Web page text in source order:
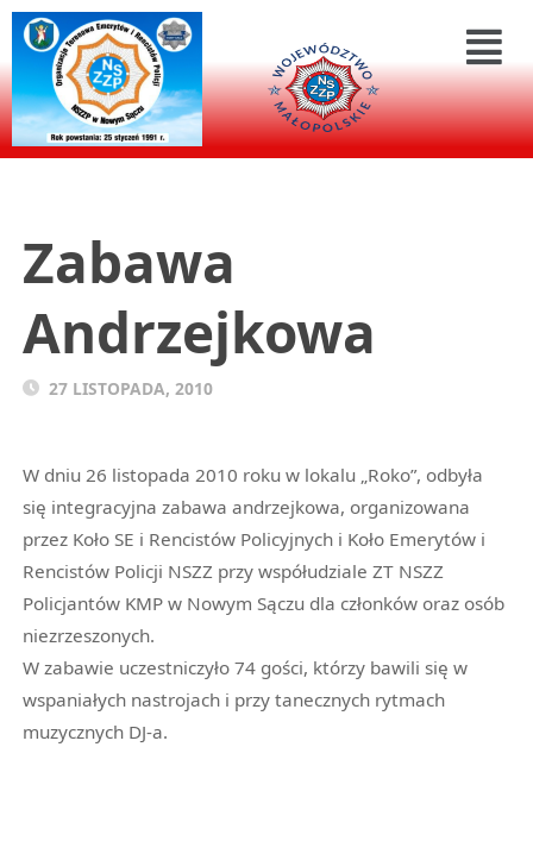
Zabawa
Andrzejkowa
27 LISTOPADA, 2010
W dniu 26 listopada 2010 roku w lokalu „Roko”, odbyła
się integracyjna zabawa andrzejkowa, organizowana
przez Koło SE i Rencistów Policyjnych i Koło Emerytów i
Rencistów Policji NSZZ przy współudziale ZT NSZZ
Policjantów KMP w Nowym Sączu dla członków oraz osób
niezrzeszonych.
W zabawie uczestniczyło 74 gości, którzy bawili się w
wspaniałych nastrojach i przy tanecznych rytmach
muzycznych DJ-a.